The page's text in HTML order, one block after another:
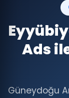
Ads
Güneydoğu